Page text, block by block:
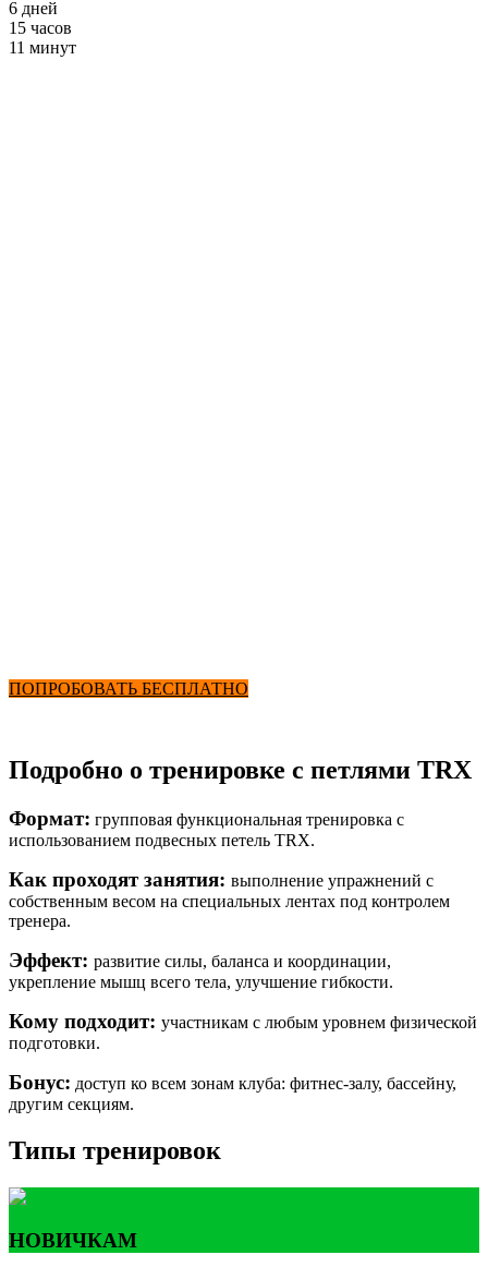
6 дней
15 часов
11 минут
ПОПРОБОВАТЬ БЕСПЛАТНО
Подробно о тренировке с петлями TRX
Формат: групповая функциональная тренировка с
использованием подвесных петель TRX.
Как проходят занятия: выполнение упражнений с
собственным весом на специальных лентах под контролем
тренера.
Эффект: развитие силы, баланса и координации,
укрепление мышц всего тела, улучшение гибкости.
Кому подходит: участникам с любым уровнем физической
подготовки.
Бонус: доступ ко всем зонам клуба: фитнес-залу, бассейну,
другим секциям.
Типы тренировок
НОВИЧКАМ